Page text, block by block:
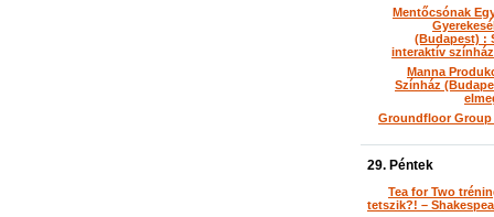
Mentőcsónak
(Budapest) :
interaktív
Manna
Színház
Groundfloor Group
29. Péntek
Tea for Two
tetszik?! –